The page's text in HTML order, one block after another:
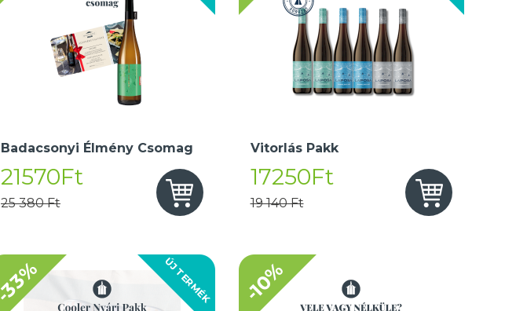
Badacsonyi Élmény Csomag
21570Ft
25 380 Ft
Vitorlás Pakk
17250Ft
19 140 Ft
ÚJ TERMÉK
-33% -10%